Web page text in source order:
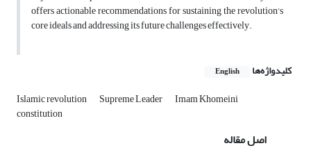
offers actionable recommendations for sustaining the revolution's
core ideals and addressing its future challenges effectively.
کلیدواژه‌ها English
Islamic revolution Supreme Leader Imam Khomeini
constitution
اصل مقاله